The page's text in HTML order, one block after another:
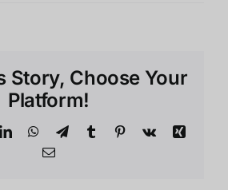
Story, Choose Your
Platform!
LinkedInWhatsApp
TelegramTumblr Pinterest
Vk
Xing
Email